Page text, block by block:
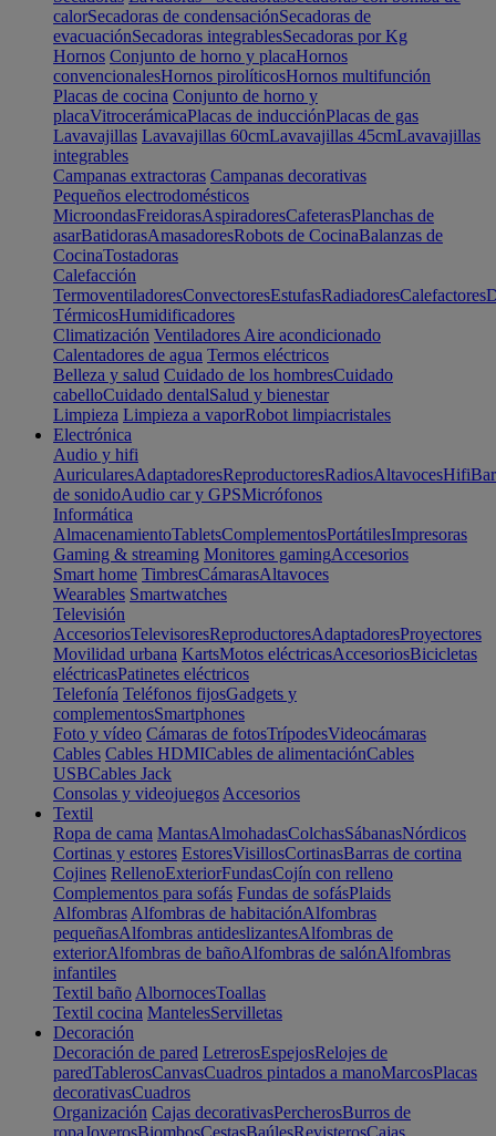
calorSecadoras de condensaciónSecadoras de
evacuaciónSecadoras integrablesSecadoras por Kg
Hornos Conjunto de horno y placaHornos
convencionalesHornos pirolíticosHornos multifunción
Placas de cocina Conjunto de horno y
placaVitrocerámicaPlacas de inducciónPlacas de gas
Lavavajillas Lavavajillas 60cmLavavajillas 45cmLavavajillas
integrables
Campanas extractoras Campanas decorativas
Pequeños electrodomésticos
MicroondasFreidorasAspiradoresCafeterasPlanchas de
asarBatidorasAmasadoresRobots de CocinaBalanzas de
CocinaTostadoras
Calefacción
TermoventiladoresConvectoresEstufasRadiadoresCalefactores
TérmicosHumidificadores
Climatización Ventiladores Aire acondicionado
Calentadores de agua Termos eléctricos
Belleza y salud Cuidado de los hombresCuidado
cabelloCuidado dentalSalud y bienestar
Limpieza Limpieza a vaporRobot limpiacristales
Electrónica
Audio y hifi
AuricularesAdaptadoresReproductoresRadiosAltavocesHifi
de sonidoAudio car y GPSMicrófonos
Informática
AlmacenamientoTabletsComplementosPortátilesImpresoras
Gaming & streaming Monitores gamingAccesorios
Smart home TimbresCámarasAltavoces
Wearables Smartwatches
Televisión
AccesoriosTelevisoresReproductoresAdaptadoresProyectores
Movilidad urbana KartsMotos eléctricasAccesoriosBicicletas
eléctricasPatinetes eléctricos
Telefonía Teléfonos fijosGadgets y
complementosSmartphones
Foto y vídeo Cámaras de fotosTrípodesVideocámaras
Cables Cables HDMICables de alimentaciónCables
USBCables Jack
Consolas y videojuegos Accesorios
Textil
Ropa de cama MantasAlmohadasColchasSábanasNórdicos
Cortinas y estores EstoresVisillosCortinasBarras de cortina
Cojines RellenoExteriorFundasCojín con relleno
Complementos para sofás Fundas de sofásPlaids
Alfombras Alfombras de habitaciónAlfombras
pequeñasAlfombras antideslizantesAlfombras de
exteriorAlfombras de bañoAlfombras de salónAlfombras
infantiles
Textil baño AlbornocesToallas
Textil cocina MantelesServilletas
Decoración
Decoración de pared LetrerosEspejosRelojes de
paredTablerosCanvasCuadros pintados a manoMarcosPlacas
decorativasCuadros
Organización Cajas decorativasPercherosBurros de
ropaJoyerosBiombosCestasBaúlesRevisterosCajas